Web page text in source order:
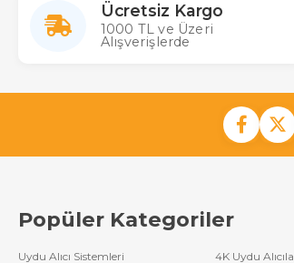
Ücretsiz Kargo
1000 TL ve Üzeri
Alışverişlerde
Popüler Kategoriler
Uydu Alıcı Sistemleri 4K Uydu